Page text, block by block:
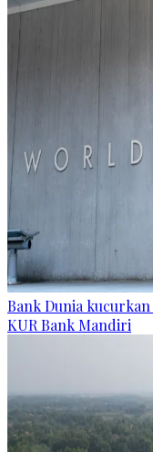
Bank Dunia
KUR Bank Mandiri